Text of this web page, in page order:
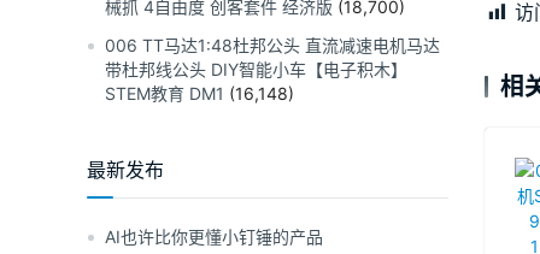
访
相
械抓 4自由度 创客套件 经济版 (18,700)
006 TT马达1:48杜邦公头 直流减速电机马达
带杜邦线公头 DIY智能小车【电子积木】
STEM教育 DM1 (16,148)
最新发布
AI也许比你更懂小钉锤的产品